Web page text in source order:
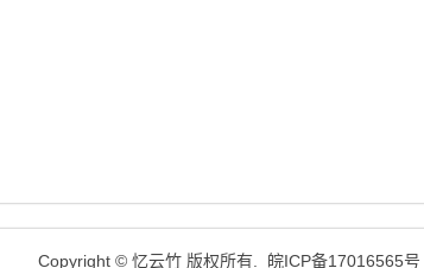
Copyright © 忆云竹 版权所有. 皖ICP备17016565号